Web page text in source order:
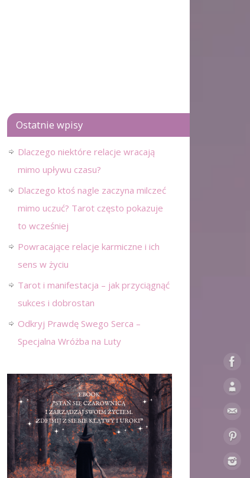
Ostatnie wpisy
Dlaczego niektóre relacje wracają
mimo upływu czasu?
Dlaczego ktoś nagle zaczyna milczeć
mimo uczuć? Tarot często pokazuje
to wcześniej
Powracające relacje karmiczne i ich
sens w życiu
Tarot i manifestacja – jak przyciągnąć
sukces i dobrostan
Odkryj Prawdę Swego Serca –
Specjalna Wróżba na Luty